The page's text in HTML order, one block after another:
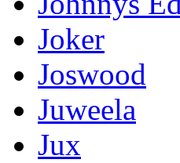
Joker
Joswood
Juweela
Jux